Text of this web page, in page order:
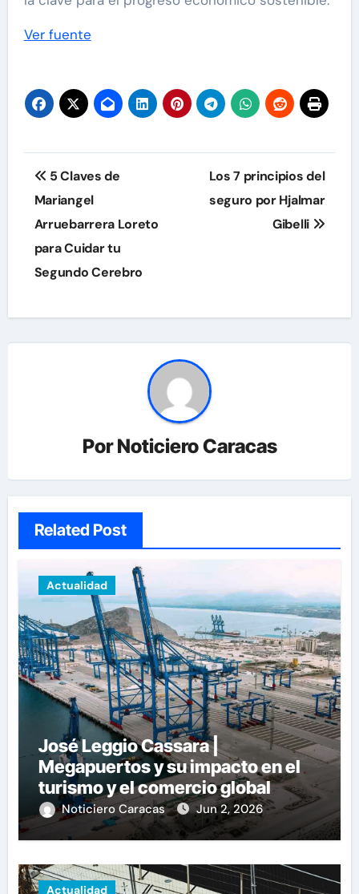
Navegación
entradas
Ver fuente
Navegación
de
entradas
5 Claves de
Mariangel
Arruebarrera Loreto
para Cuidar tu
Segundo Cerebro
Los 7 principios del
seguro por Hjalmar
Gibelli
PorNoticiero Caracas
Related Post
Actualidad
José Leggio Cassara |
Megapuertos y su impacto en el
turismo y el comercio global
Noticiero Caracas Jun 2, 2026
Actualidad